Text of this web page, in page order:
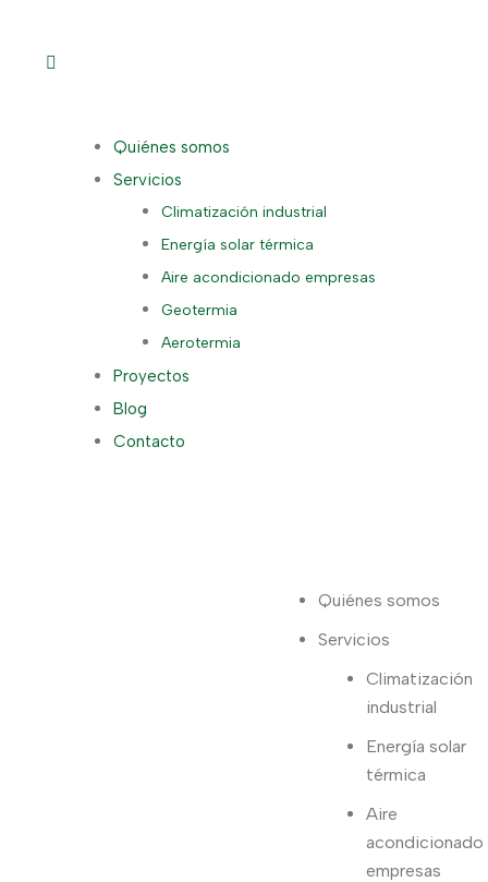
Quiénes somos
Servicios
Climatización industrial
Energía solar térmica
Aire acondicionado empresas
Geotermia
Aerotermia
Proyectos
Blog
Contacto
Quiénes somos
Servicios
Climatización
industrial
Energía solar
térmica
Aire
acondicionado
empresas